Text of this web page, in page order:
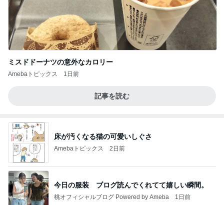
ミスドドーナツの意外なカロリー
Amebaトピックス 1日前
記事を読む
床が汚くなる猫の可愛いしぐさ
Amebaトピックス 2日前
今日の服装 ブログ読んでくれてて嬉しい瞬間。
桃オフィシャルブログ Powered by Ameba 1日前